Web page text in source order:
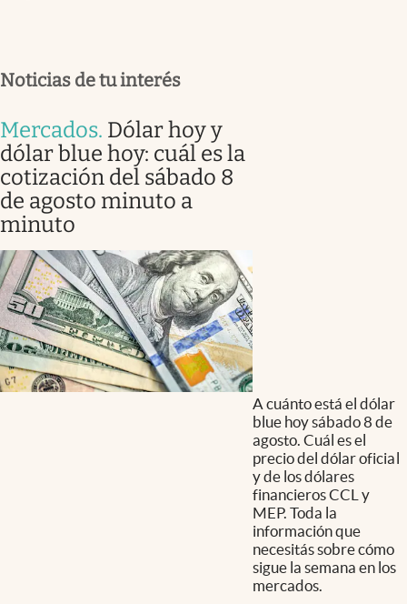
Noticias de tu interés
Mercados. Dólar hoy y
dólar blue hoy: cuál es la
cotización del sábado 8
de agosto minuto a
minuto
A cuánto está el dólar
blue hoy sábado 8 de
agosto. Cuál es el
precio del dólar oficial
y de los dólares
financieros CCL y
MEP. Toda la
información que
necesitás sobre cómo
sigue la semana en los
mercados.